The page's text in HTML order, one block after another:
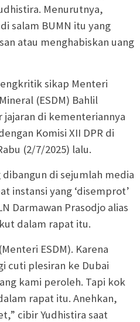
Menurutnya,
salam BUMN itu yang
atau menghabiskan uang
sikap Menteri
(ESDM) Bahlil
jajaran di kementeriannya
Komisi XII DPR di
(2/7/2025) lalu.
dibangun di sejumlah media
instansi yang ‘disemprot’
Darmawan Prasodjo alias
dalam rapat itu.
ESDM). Karena
cuti plesiran ke Dubai
kami peroleh. Tapi kok
rapat itu. Anehkan,
cibir Yudhistira saat